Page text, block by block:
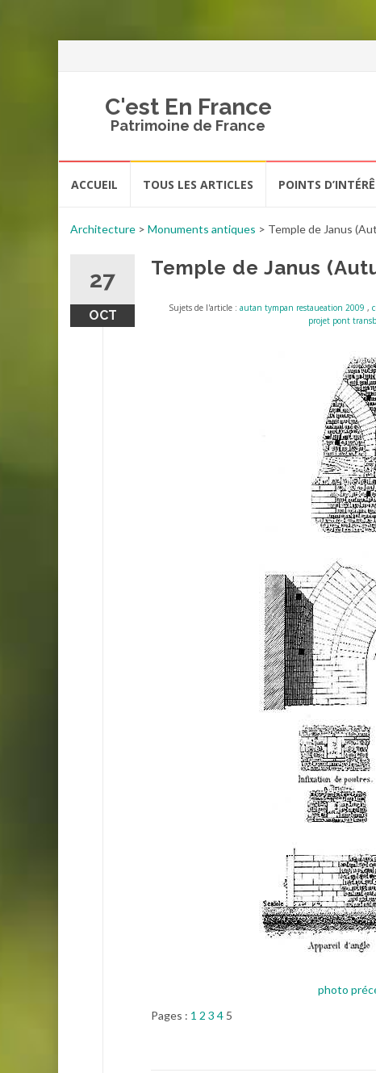
C'est En France
Patrimoine de France
ACCUEIL TOUS LES ARTICLES POINTS
Architecture > Monuments antiques > Temple de Janus
27
OCT
Temple de Janus
Sujets de l'article : autan tympan restaueation 2009 ,
projet pont
photo
Pages : 1 2 3 4 5